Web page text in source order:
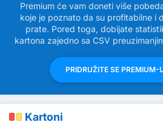
Premium će vam doneti više
koje je poznato da su profitabilne i
prate. Pored toga, dobijate
kartona zajedno sa CSV
PRIDRUŽITE SE PREMIUM-
Kartoni